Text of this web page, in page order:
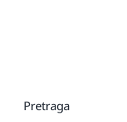
Pretraga